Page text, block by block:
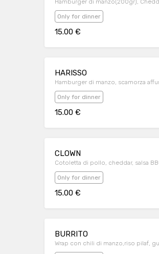
Hamburger di manzo(200gr),
Only for dinner
15.00 €
HARISSO
Hamburger di manzo, scamorza
Only for dinner
15.00 €
CLOWN
Cotoletta di pollo, cheddar, salsa
Only for dinner
15.00 €
BURRITO
Wrap con chili di manzo,riso pilaf,